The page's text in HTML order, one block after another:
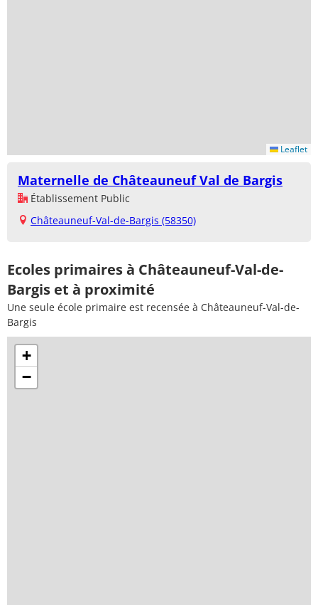
Leaflet
Maternelle de Châteauneuf Val de Bargis
Établissement Public
Châteauneuf-Val-de-Bargis (58350)
Ecoles primaires à Châteauneuf-Val-de-
Bargis et à proximité
Une seule école primaire est recensée à Châteauneuf-Val-de-
Bargis
+
−